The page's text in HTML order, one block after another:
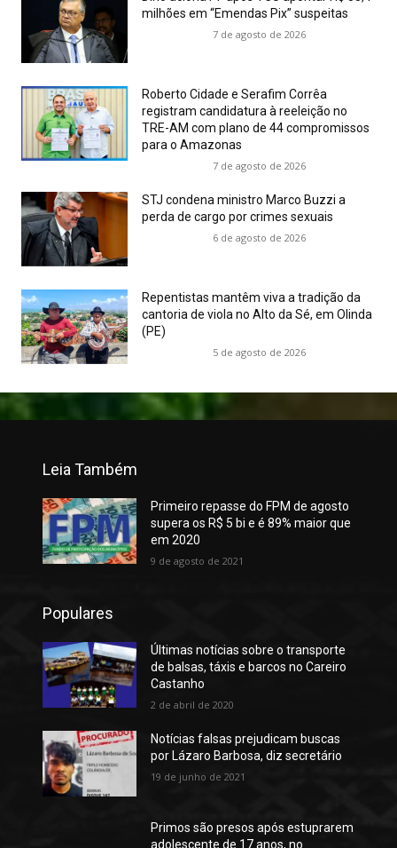
milhões em “Emendas Pix” suspeitas
7 de agosto de 2026
Roberto Cidade e Serafim Corrêa
registram candidatura à reeleição no
TRE-AM com plano de 44 compromissos
para o Amazonas
7 de agosto de 2026
STJ condena ministro Marco Buzzi a
perda de cargo por crimes sexuais
6 de agosto de 2026
Repentistas mantêm viva a tradição da
cantoria de viola no Alto da Sé, em Olinda
(PE)
5 de agosto de 2026
Leia Também
Primeiro repasse do FPM de agosto
supera os R$ 5 bi e é 89% maior que
em 2020
9 de agosto de 2021
Populares
Últimas notícias sobre o transporte
de balsas, táxis e barcos no Careiro
Castanho
2 de abril de 2020
Notícias falsas prejudicam buscas
por Lázaro Barbosa, diz secretário
19 de junho de 2021
Primos são presos após estuprarem
adolescente de 17 anos, no